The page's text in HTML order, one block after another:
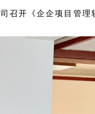
召开《企企项目管